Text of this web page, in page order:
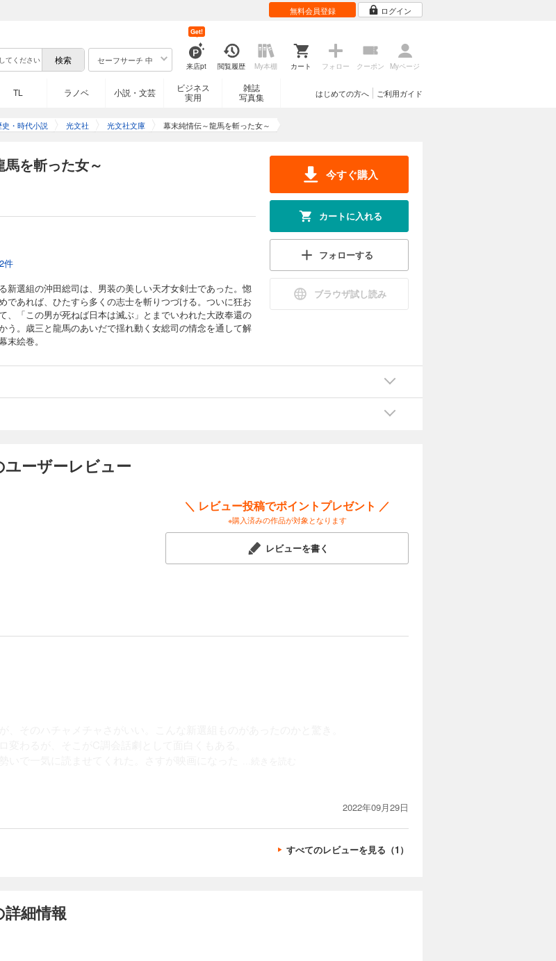
無料会員登録 ログイン
セーフサーチ 中
来店pt
Get!
閲覧履歴 My本棚 カート フォロー クーポン Myページ
TL ラノベ 小説・文芸
ビジネス
実用
雑誌
写真集
ご利用ガイド
はじめての方へ
史・時代小説 光文社 光文社文庫 幕末純情伝～龍馬を斬った女～
を斬った女～
2件
新選組の沖田総司は、男装の美しい天才女剣士であった。惚
であれば、ひたすら多くの志士を斬りつづける。ついに狂お
、「この男が死ねば日本は滅ぶ」とまでいわれた大政奉還の
う。歳三と龍馬のあいだで揺れ動く女総司の情念を通して解
末絵巻。
今すぐ購入
カートに入れる
フォローする
ブラウザ試し読み
ーザーレビュー
＼ レビュー投稿でポイントプレゼント ／
※購入済みの作品が対象となります
レビューを書く
2022年09月29日
すべてのレビューを見る（1）
細情報